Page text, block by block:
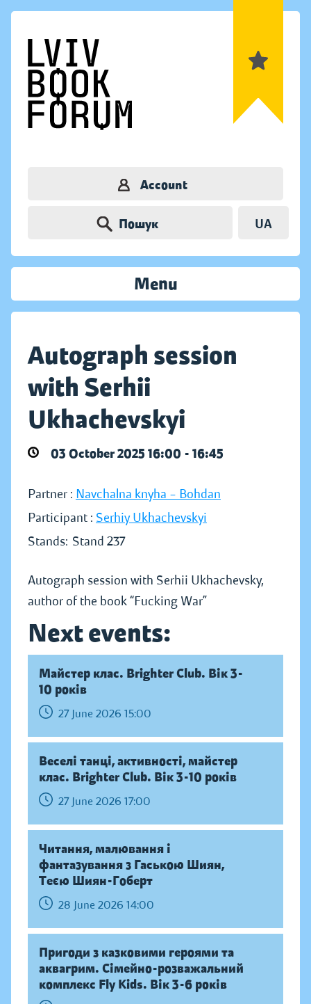
Account
Пошук UA
Menu
Autograph session
with Serhii
Ukhachevskyi
03 October 2025 16:00 - 16:45
Partner : Navchalna knyha – Bohdan
Participant : Serhiy Ukhachevskyi
Stands: Stand 237
Autograph session with Serhii Ukhachevsky,
author of the book “Fucking War”
Next events:
Майстер клас. Brighter Club. Вік 3-
10 років
27 June 2026 15:00
Веселі танці, активності, майстер
клас. Brighter Club. Вік 3-10 років
27 June 2026 17:00
Читання, малювання і
фантазування з Гаською Шиян,
Теєю Шиян-Гоберт
28 June 2026 14:00
Пригоди з казковими героями та
аквагрим. Сімейно-розважальний
комплекс Fly Kids. Вік 3-6 років